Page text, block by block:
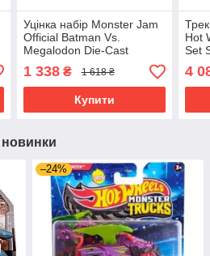
Уцінка набір Monster Jam
Official Batman Vs.
Megalodon Die-Cast
Monster Trucks у масштабі
1:64
1 338₴ 1 618 ₴
Купити
Hot
Set
4
новинки
–24%